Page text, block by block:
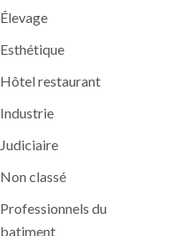
Élevage
Esthétique
Hôtel restaurant
Industrie
Judiciaire
Non classé
Professionnels du
batiment